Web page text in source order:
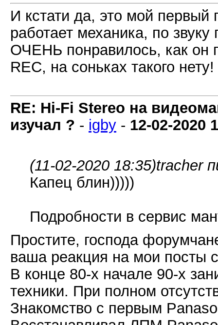
И кстати да, это мой первый
работает механика, по
ОЧЕНЬ понравилось, как он
REC, на соньках такого нету!
RE: Hi-Fi Stereo на
изучал ? - igby - 12-02-2020
(11-02-2020 18:35)tracher
Капец блин)))))
Подробности в сервис
Простите, господа
ваша реакция на мои посты
В конце 80-х начале 90-х
техники. При полном
Знакомство с первым